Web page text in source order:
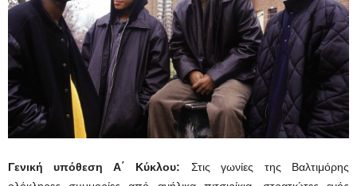
Γενική υπόθεση Α΄ Κύκλου: Στις γωνίες της Βαλτιμόρης